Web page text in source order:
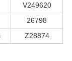
V249620
26798
Z28874